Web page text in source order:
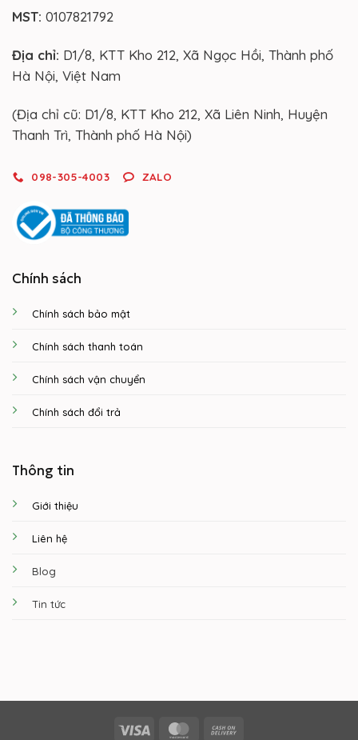
MST: 0107821792
Địa chỉ: D1/8, KTT Kho 212, Xã Ngọc Hồi, Thành phố
Hà Nội, Việt Nam
(Địa chỉ cũ: D1/8, KTT Kho 212, Xã Liên Ninh, Huyện
Thanh Trì, Thành phố Hà Nội)
098-305-4003 ZALO
Chính sách
Chính sách bảo mật
Chính sách thanh toán
Chính sách vận chuyển
Chính sách đổi trả
Thông tin
Giới thiệu
Liên hệ
Blog
Tin tức
Visa MasterCard